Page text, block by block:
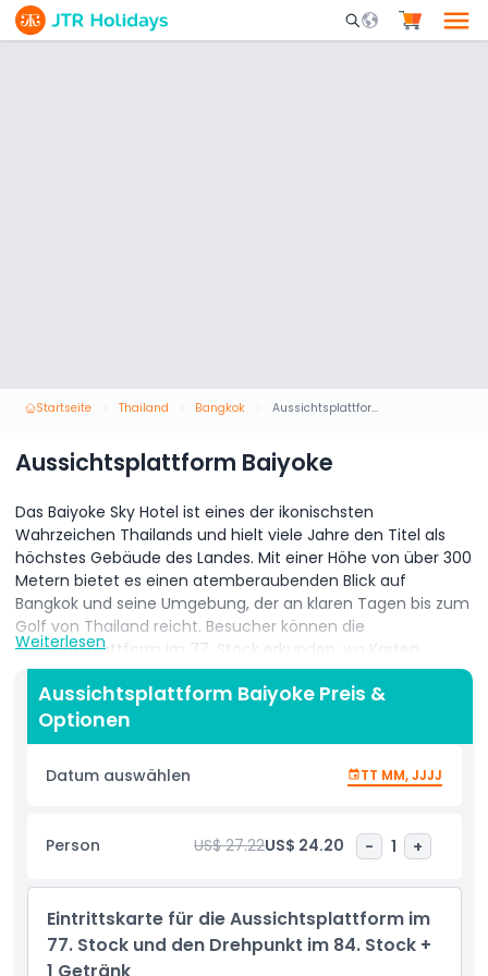
Mobile Search
Startseite Thailand Bangkok Aussichtsplattform Baiyoke
Aussichtsplattform Baiyoke
Das Baiyoke Sky Hotel ist eines der ikonischsten
Wahrzeichen Thailands und hielt viele Jahre den Titel als
höchstes Gebäude des Landes. Mit einer Höhe von über 300
Metern bietet es einen atemberaubenden Blick auf
Bangkok und seine Umgebung, der an klaren Tagen bis zum
Golf von Thailand reicht. Besucher können die
Aussichtsplattform im 77. Stock erkunden, wo Karten,
interaktive Multimedia-Kioske und münzbetriebene
Teleskope dabei helfen, Sehenswürdigkeiten und weiter
entfernte Gebiete zu erkennen.
drehbaren Aussichtspunkt im 84. Stock. Hier können Sie
unten genießen, bei Tag oder Nacht. Ob die funkelnden
Stadtlichter bei Nacht oder der endlose Horizont am Tag –
Hotel ist nicht nur ein Ort zum Übernachten; es ist ein
spannendes Ziel für jeden, der Bangkok aus einer ganz
neuen Perspektive erleben möchte.
Weiterlesen
Aussichtsplattform Baiyoke Preis &
Optionen
Datum auswählen TT MM, JJJJ
Person US$ 27.22US$ 24.20 - 1 +
Eintrittskarte für die Aussichtsplattform im
77. Stock und den Drehpunkt im 84. Stock +